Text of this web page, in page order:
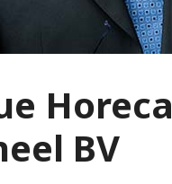
Horeca
BV